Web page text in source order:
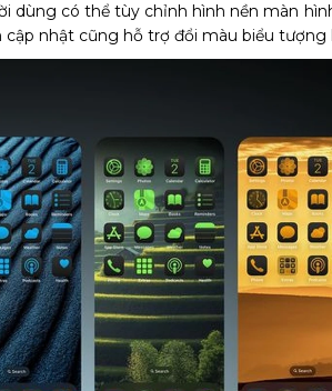
dùng có thể tùy chỉnh hình nền màn
nhật cũng hỗ trợ đổi màu biểu tượng